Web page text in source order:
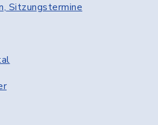
Sitzungstermine